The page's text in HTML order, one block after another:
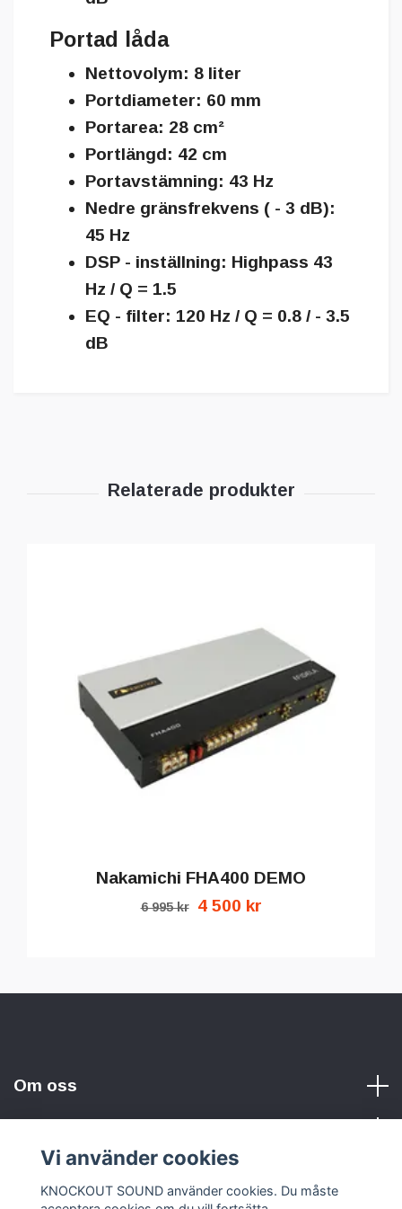
Portad låda
Nettovolym: 8 liter
Portdiameter: 60 mm
Portarea: 28 cm²
Portlängd: 42 cm
Portavstämning: 43 Hz
Nedre gränsfrekvens ( - 3 dB):
45 Hz
DSP - inställning: Highpass 43
Hz / Q = 1.5
EQ - filter: 120 Hz / Q = 0.8 / - 3.5
dB
Nakamichi FHA400 DEMO
6 995 kr 4 500 kr
Om oss
Sociala medier
Vi använder cookies
KNOCKOUT SOUND använder cookies. Du måste